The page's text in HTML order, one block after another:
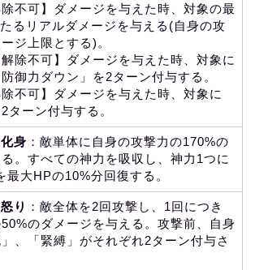
不可】ダメージを与えた時、対象の最
るリアルダメージを与える(自身の攻
ジ上限とする)。
除不可】ダメージを与えた時、対象に
御力ダウン」を2ターン付与する。
不可】ダメージを与えた時、対象に
ターン付与する。
身 ：敵単体に自身の攻撃力の170%の
。すべての神力を吸収し、神力1つに
最大HPの10%分回復する。
り ：敵全体を2回攻撃し、1回につき
のダメージを与える。攻撃前、自身
、「緊縛」がそれぞれ2ターン付与さ